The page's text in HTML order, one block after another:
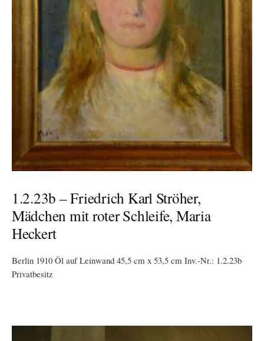
1.2.23b – Friedrich Karl Ströher,
Mädchen mit roter Schleife, Maria
Heckert
Berlin 1910 Öl auf Leinwand 45,5 cm x 53,5 cm Inv.-Nr.: 1.2.23b
Privatbesitz